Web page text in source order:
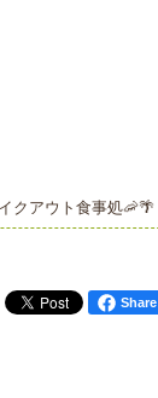
クアウト食事処🦐🌴
Share